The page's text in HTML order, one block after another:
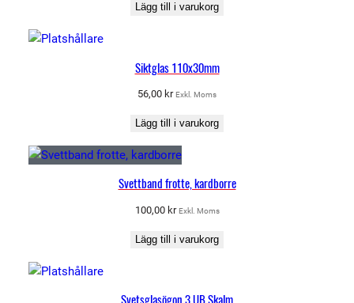
Lägg till i varukorg
Siktglas 110x30mm
56,00 kr Exkl. Moms
Lägg till i varukorg
Svettband frotte, kardborre
100,00 kr Exkl. Moms
Lägg till i varukorg
Svetsglasögon 3 UB Skalm